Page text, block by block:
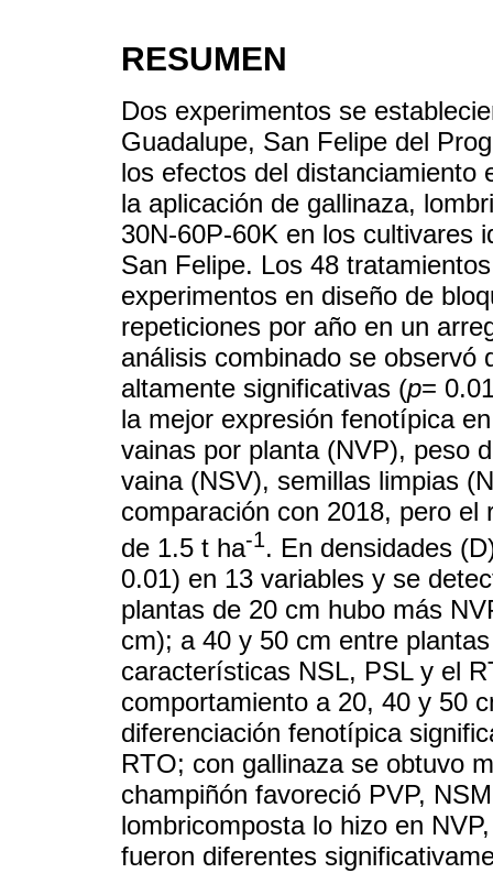
RESUMEN
Dos experimentos se
Guadalupe, San Felipe del
los efectos del distanciamiento
la aplicación de gallinaza,
30N-60P-60K en los cultivares
San Felipe. Los 48
experimentos en diseño de
repeticiones por año en un
análisis combinado se observó
altamente significativas (p=
la mejor expresión fenotípica
vainas por planta (NVP), peso
vaina (NSV), semillas limpias
comparación con 2018, pero
de 1.5 t ha-1. En densidades
0.01) en 13 variables y se
plantas de 20 cm hubo más
cm); a 40 y 50 cm entre
características NSL, PSL y el
comportamiento a 20, 40 y 50
diferenciación fenotípica
RTO; con gallinaza se obtuvo
champiñón favoreció PVP,
lombricomposta lo hizo en
fueron diferentes